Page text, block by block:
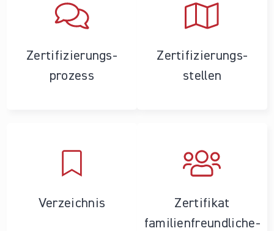
Zertifizierungs­
prozess
Zertifizierungs­
stellen
Verzeichnis
Zertifikat
familienfreundliche­